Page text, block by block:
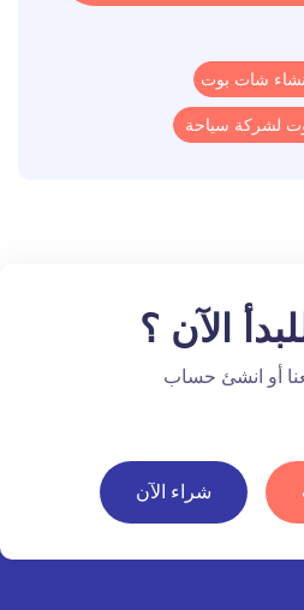
شات بوت
لشركة سياحة
الآن ؟
أو انشئ حساب
شراء الآن